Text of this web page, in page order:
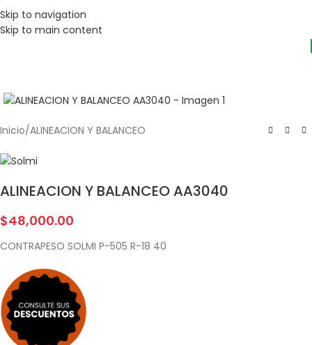
Skip to navigation
Skip to main content
Inicio/ALINEACION Y BALANCEO
ALINEACION Y BALANCEO AA3040
$48,000.00
CONTRAPESO SOLMI P-505 R-18 40